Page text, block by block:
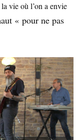
vie où l’on a envie
« pour ne pas